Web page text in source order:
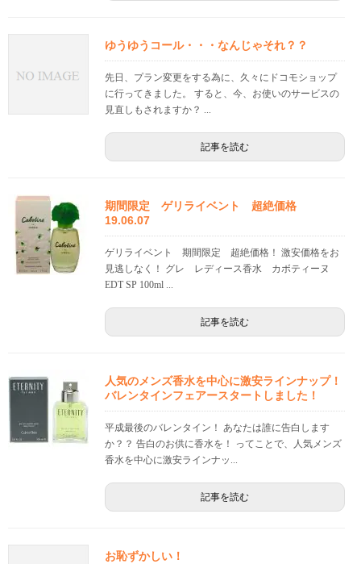
ゆうゆうコール・・・なんじゃそれ？？
先日、プラン変更をする為に、久々にドコモショップ
に行ってきました。 すると、今、お使いのサービスの
見直しもされますか？ ...
記事を読む
期間限定 ゲリライベント 超絶価格
19.06.07
ゲリライベント 期間限定 超絶価格！ 激安価格をお
見逃しなく！ グレ レディース香水 カボティーヌ
EDT SP 100ml ...
記事を読む
人気のメンズ香水を中心に激安ラインナップ！
バレンタインフェアースタートしました！
平成最後のバレンタイン！ あなたは誰に告白します
か？？ 告白のお供に香水を！ ってことで、人気メンズ
香水を中心に激安ラインナッ...
記事を読む
お恥ずかしい！